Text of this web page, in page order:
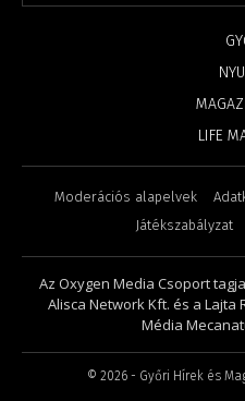
LIFE
Moderációs alapelvek
Játékszabályzat
Az Oxygen Media Csoport
Alisca Network Kft. és a Lajta
Média
© 2026 - Győri Hírek és